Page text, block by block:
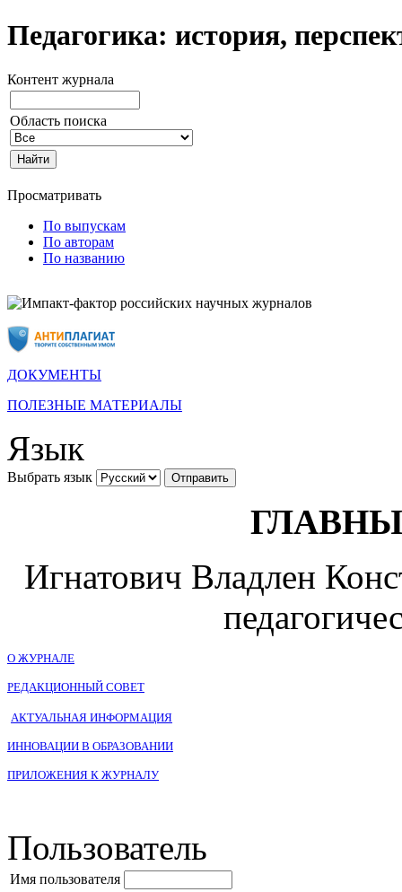
Педагогика: история,
Контент журнала
Область поиска
Просматривать
По выпускам
По авторам
По названию
ДОКУМЕНТЫ
ПОЛЕЗНЫЕ МАТЕРИАЛЫ
Язык
Выбрать язык
Игнатович Владлен
О ЖУРНАЛЕ
РЕДАКЦИОННЫЙ СОВЕТ
АКТУАЛЬНАЯ ИНФОРМАЦИЯ
ИННОВАЦИИ В ОБРАЗОВАНИИ
ПРИЛОЖЕНИЯ К ЖУРНАЛУ
Пользователь
Имя пользователя